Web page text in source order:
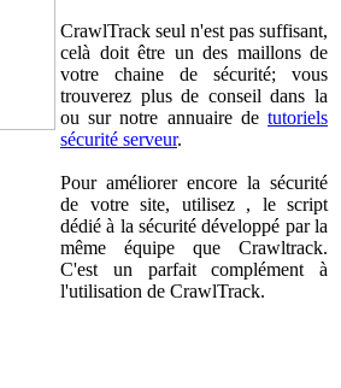
CrawlTrack seul n'est pas suffisant,
celà doit être un des maillons de
votre chaine de sécurité; vous
trouverez plus de conseil dans la
ou sur notre annuaire de tutoriels
sécurité serveur.
Pour améliorer encore la sécurité
de votre site, utilisez , le script
dédié à la sécurité développé par la
même équipe que Crawltrack.
C'est un parfait complément à
l'utilisation de CrawlTrack.